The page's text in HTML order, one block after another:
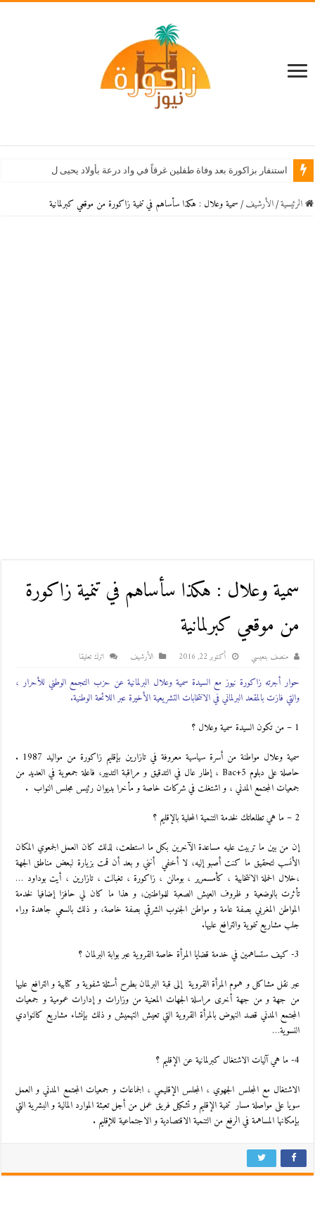
استنفار بزاكورة بعد وفاة طفلين غرقاً في واد درعة بأولاد يحيى لكراير
الرئيسية / اﻷرشيف / سمية وعلال : هكذا سأساهم في تنمية زاكورة من موقعي كبرلمانية
سمية وعلال : هكذا سأساهم في تنمية زاكورة
من موقعي كبرلمانية
منصف بنعيسي أكتوبر 22, 2016 اﻷرشيف اترك تعليقا
حوار أجرته زاكورة نيوز مع السيدة سمية وعلال البرلمانية عن حزب التجمع الوطني للأحرار ،
والتي فازت بالمقعد البرلماني في الانتخابات التشريعية الأخيرة عبر اللائحة الوطنية.
1 – من تكون السيدة سمية وعلال ؟
سمية وعلال مواطنة من أسرة سياسية معروفة في تازارين بإقليم زاكورة من مواليد 1987 .
حاصلة على دبلوم Bac+5 ، إطار عال في التدقيق و مراقبة التدبير، فاعلة جمعوية في العديد من
جمعيات المجتمع المدني ، و اشتغلت في شركات خاصة و مأخرا بديوان رئيس مجلس النواب .
2 – ما هي تطلعاتك لخدمة التنمية المحلية بالإقليم ؟
إن من بين ما تربيت عليه مساعدة الآخرين بكل ما استطعت، لذلك كان العمل الجمعوي المكان
الأنسب لتحقيق ما كنت أصبو إليه، لا أخفي أنني و بعد أن قمت بزيارة لبعض مناطق الجهة
،خلال الحملة الانتخابية ، كأمسمرير ، بومالن ، زاكورة ، تغبالت ، تازارين ، أيت بوداود …
تأثرت بالوضعية و ظروف العيش الصعبة للمواطنين، و هذا ما كان لي حافزا إضافيا لخدمة
المواطن المغربي بصفة عامة و مواطن الجنوب الشرقي بصفة خاصة، و ذلك بالسعي جاهدة وراء
جلب مشاريع تنموية والترافع عليها.
3- كيف ستساهمين في خدمة قضايا المرأة خاصة القروية عبر بوابة البرلمان ؟
عبر نقل مشاكل و هموم المرأة القروية إلى قبة البرلمان بطرح أسئلة شفوية و كتابية و الترافع عليها
من جهة و من جهة أخرى مراسلة الجهات المعنية من وزارات و إدارات عمومية و جمعيات
المجتمع المدني قصد النهوض بالمرأة القروية التي تعيش التهميش و ذلك بإنشاء مشاريع كالنوادي
النسوية…
4- ما هي آليات الاشتغال كبرلمانية عن الإقليم ؟
الاشتغال مع المجلس الجهوي ، المجلس الإقليمي ، الجماعات و جمعيات المجتمع المدني و العمل
سويا على مواصلة مسار تنمية الإقليم و تشكيل فريق عمل من أجل تعبئة الموارد المالية و البشرية التي
بإمكانها المساهمة في الرفع من التنمية الاقتصادية و الاجتماعية للإقليم .